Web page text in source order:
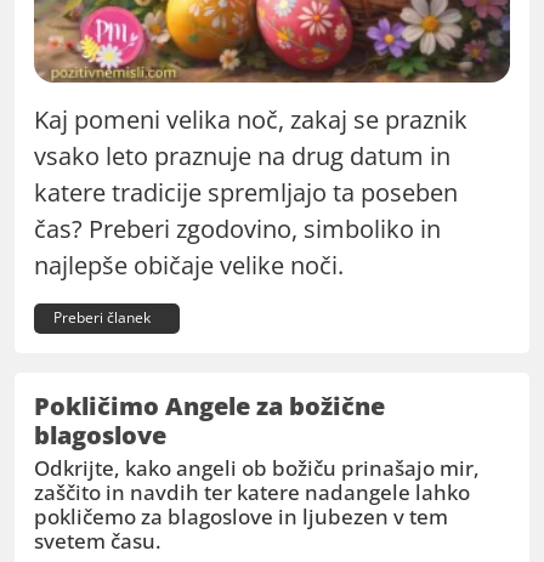
Kaj pomeni velika noč, zakaj se praznik
vsako leto praznuje na drug datum in
katere tradicije spremljajo ta poseben
čas? Preberi zgodovino, simboliko in
najlepše običaje velike noči.
Preberi članek
Pokličimo Angele za božične
blagoslove
Odkrijte, kako angeli ob božiču prinašajo mir,
zaščito in navdih ter katere nadangele lahko
pokličemo za blagoslove in ljubezen v tem
svetem času.